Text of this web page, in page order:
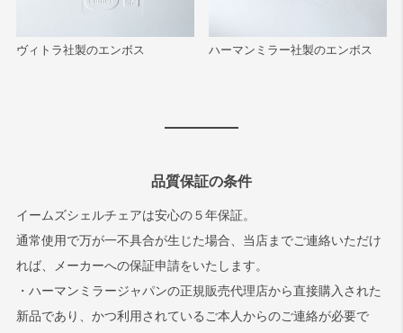
ヴィトラ社製のエンボス ハーマンミラー社製のエンボス
品質保証の条件
イームズシェルチェアは安心の５年保証。
通常使用で万が一不具合が生じた場合、当店までご連絡いただけ
れば、メーカーへの保証申請をいたします。
・ハーマンミラージャパンの正規販売代理店から直接購入された
新品であり、かつ利用されているご本人からのご連絡が必要で